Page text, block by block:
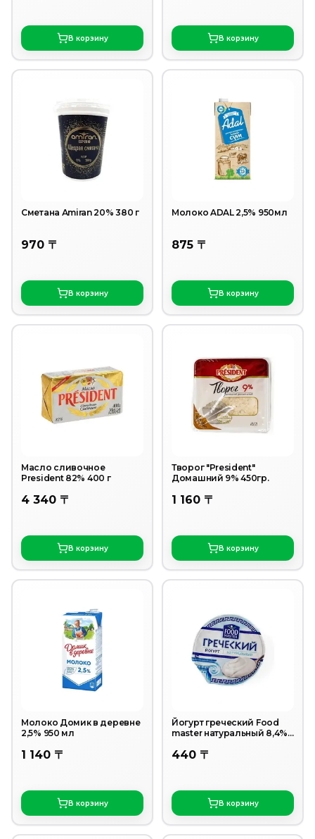
В корзину В корзину
Сметана Аmiran 20% 380 г
970 〒
В корзину
Молоко ADAL 2,5% 950мл
875 〒
В корзину
Масло сливочное
President 82% 400 г
4 340 〒
В корзину
Творог "President"
Домашний 9% 450гр.
1 160 〒
В корзину
Молоко Домик в деревне
2,5% 950 мл
1 140 〒
В корзину
Йогурт греческий Food
master натуральный 8,4%
440 〒
В корзину